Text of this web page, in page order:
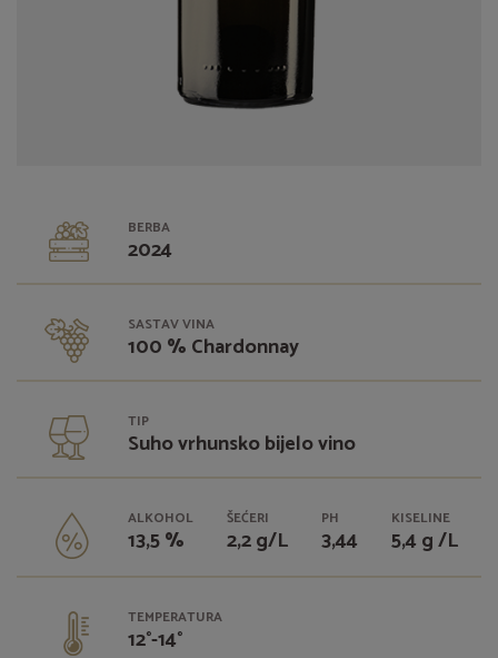
BERBA
2024
SASTAV VINA
100 % Chardonnay
TIP
Suho vrhunsko bijelo vino
ALKOHOL
13,5 %
ŠEĆERI
2,2 g/L
PH
3,44
KISELINE
5,4 g /L
TEMPERATURA
12°-14°